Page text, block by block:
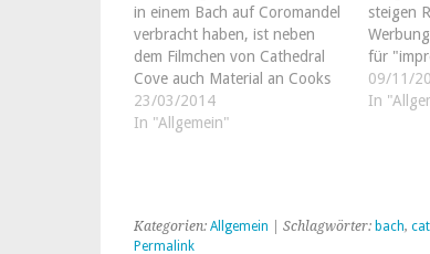
in einem Bach auf Coromandel
verbracht haben, ist neben
dem Filmchen von Cathedral
Cove auch Material an Cooks
Beach entstanden. Genauer
gesagt habe ich das
23/03/2014
In "Allgemein"
steigen
für
Zuerst
die Kiwis
09/11/
In
Kategorien: Allgemein | Schlagwörter: bach,
Permalink